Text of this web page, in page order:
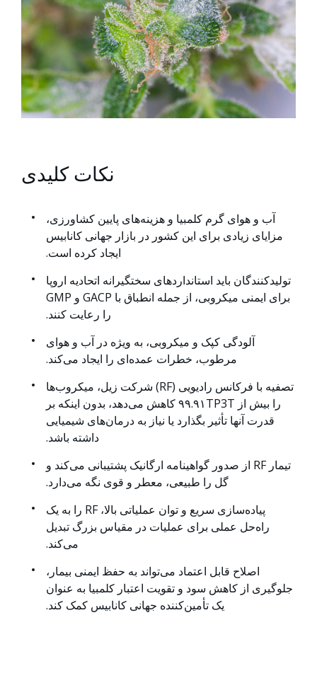
نکات کلیدی
آب و هوای گرم کلمبیا و هزینه‌های پایین کشاورزی،
مزایای زیادی برای این کشور در بازار جهانی کانابیس
ایجاد کرده است.
تولیدکنندگان باید استانداردهای سختگیرانه اتحادیه اروپا
برای ایمنی میکروبی، از جمله انطباق با GACP و GMP
را رعایت کنند.
آلودگی کپک و میکروبی، به ویژه در آب و هوای
مرطوب، خطرات عمده‌ای را ایجاد می‌کند.
تصفیه با فرکانس رادیویی (RF) شرکت زیل، میکروب‌ها
را بیش از ۹۹.۹۱TP3T کاهش می‌دهد، بدون اینکه بر
قدرت آنها تأثیر بگذارد یا نیاز به درمان‌های شیمیایی
داشته باشد.
تیمار RF از صدور گواهینامه ارگانیک پشتیبانی می‌کند و
گل را طبیعی، معطر و قوی نگه می‌دارد.
پیاده‌سازی سریع و توان عملیاتی بالا، RF را به یک
راه‌حل عملی برای عملیات در مقیاس بزرگ تبدیل
می‌کند.
اصلاح قابل اعتماد می‌تواند به حفظ ایمنی بیمار،
جلوگیری از کاهش سود و تقویت اعتبار کلمبیا به عنوان
یک تأمین‌کننده جهانی کانابیس کمک کند.